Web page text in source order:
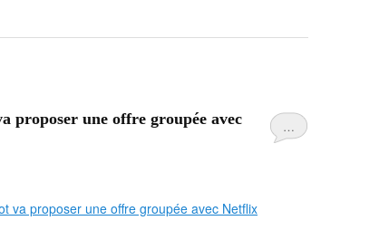
…
proposer une offre groupée avec